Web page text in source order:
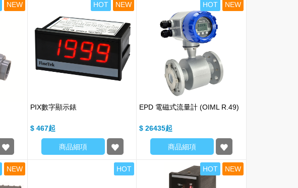
NEW HOT NEW
PIX數字顯示錶
$ 467
商品細項
HOT NEW
EPD 電磁式流量計 (OIML R.49)
$ 26435
商品細項
NEW HOT HOT NEW